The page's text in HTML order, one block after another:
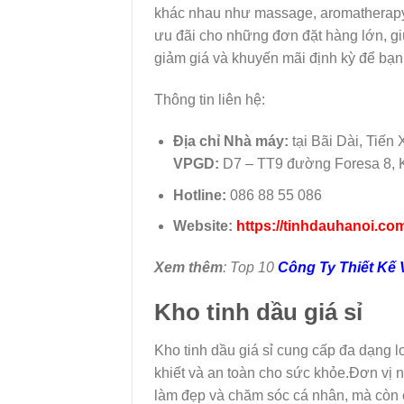
khác nhau như massage,
ưu đãi cho những đơn đặt hàng lớn,
giảm giá và khuyến mãi định kỳ để
Thông tin liên hệ:
Địa chỉ Nhà máy: tại Bãi Dài, Tiến
VPGD: D7 – TT9 đường Foresa 8,
Hotline: 086 88 55 086
Website: https://
Xem thêm: Top 10 Công Ty Thiết Kế
Kho tinh dầu giá sỉ
Kho tinh dầu giá sỉ cung cấp đa dạng
khiết và an toàn cho sức khỏe.Đơn vị
làm đẹp và chăm sóc cá nhân, mà